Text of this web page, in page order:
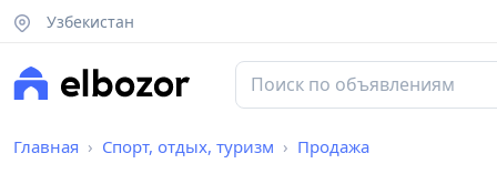
Узбекистан
Главная Спорт, отдых, туризм Продажа